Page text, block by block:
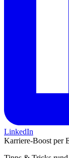
LinkedIn
Karriere-Boost per